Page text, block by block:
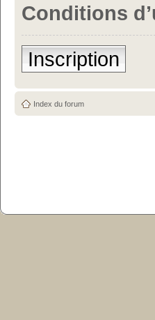
Conditions
Inscription
Index du forum